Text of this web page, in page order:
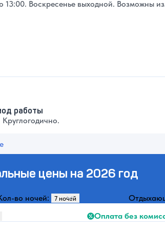
13:00. Воскресенье выходной. Возможны
работы
Круглогодично.
цены на 2026 год
во ночей:
Оплата без